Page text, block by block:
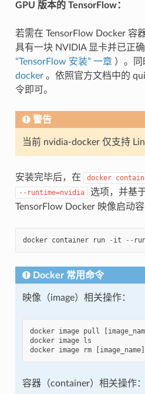
GPU 版本的 TensorFlow：
若需在 TensorFlow Docker 容
具有一块 NVIDIA 显卡并已正
“TensorFlow 安装” 一章）。同
docker。依照官方文档中的
令即可。
警告
当前 nvidia-docker 仅支持
安装完毕后，在 docker
--runtime=nvidia
选项，并基
TensorFlow Docker 映像启动容
docker container run - it --
Docker 常用命令
映像（image）相关操作：
docker image pull
docker image ls
docker image rm image_name]
容器（container）相关操作：